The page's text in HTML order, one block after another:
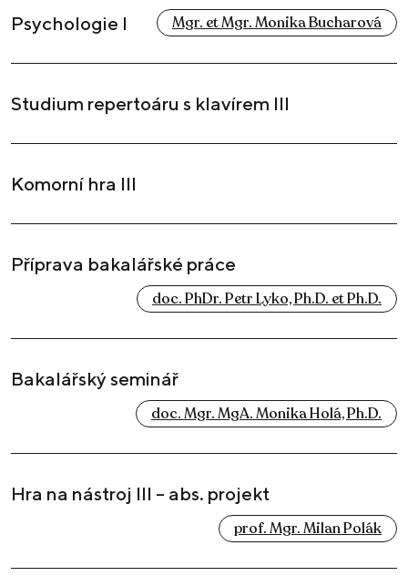
Psychologie I Mgr. et Mgr. Monika Bucharová
Studium repertoáru s klavírem III
Komorní hra III
Příprava bakalářské práce
doc. PhDr. Petr Lyko, Ph.D. et Ph.D.
Bakalářský seminář
doc. Mgr. MgA. Monika Holá, Ph.D.
Hra na nástroj III – abs. projekt
prof. Mgr. Milan Polák